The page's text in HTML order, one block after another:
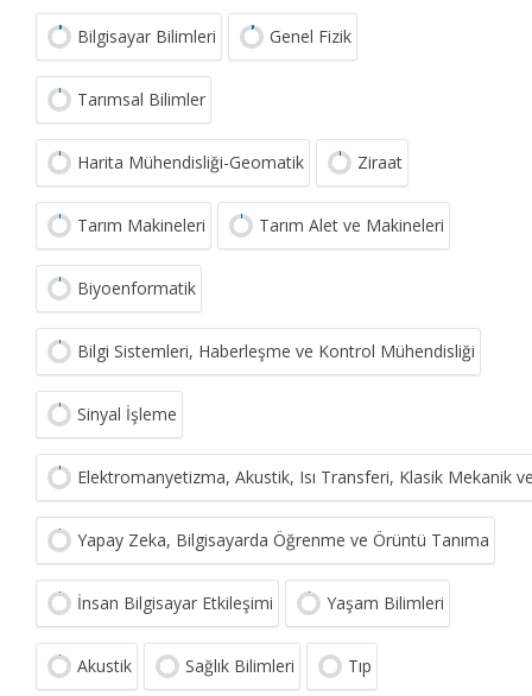
Bilgisayar Bilimleri Genel Fizik
Tarımsal Bilimler
Harita Mühendisliği-Geomatik Ziraat
Tarım Makineleri Tarım Alet ve Makineleri
Biyoenformatik
Bilgi Sistemleri, Haberleşme ve Kontrol Mühendisliği
Sinyal İşleme
Elektromanyetizma, Akustik, Isı Transferi, Klasik Mekanik
Yapay Zeka, Bilgisayarda Öğrenme ve Örüntü Tanıma
İnsan Bilgisayar Etkileşimi Yaşam Bilimleri
Akustik Sağlık Bilimleri Tıp